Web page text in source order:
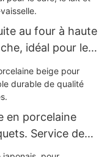
au four à haute
idéal pour le
micro-ondes et
en porcelaine
Service de
: